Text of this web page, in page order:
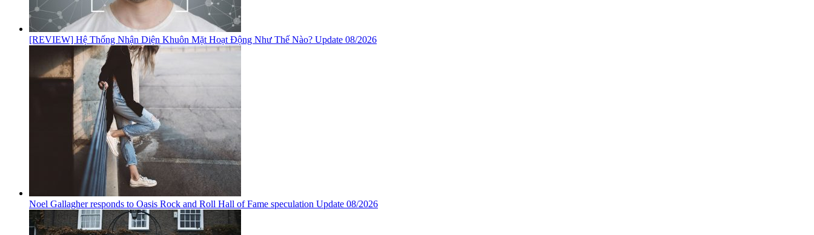
[REVIEW] Hệ Thống Nhận Diện Khuôn Mặt Hoạt Động Như Thế Nào? Update 08/2026
Noel Gallagher responds to Oasis Rock and Roll Hall of Fame speculation Update 08/2026